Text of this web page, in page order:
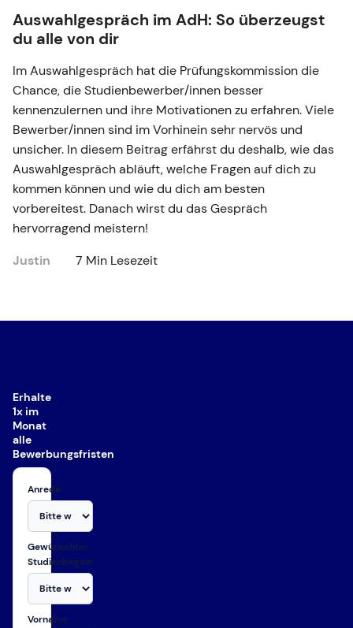
Auswahlgespräch im AdH: So überzeugst
du alle von dir
Im Auswahlgespräch hat die Prüfungskommission die
Chance, die Studienbewerber/innen besser
kennenzulernen und ihre Motivationen zu erfahren. Viele
Bewerber/innen sind im Vorhinein sehr nervös und
unsicher. In diesem Beitrag erfährst du deshalb, wie das
Auswahlgespräch abläuft, welche Fragen auf dich zu
kommen können und wie du dich am besten
vorbereitest. Danach wirst du das Gespräch
hervorragend meistern!
Justin
7 Min Lesezeit
Erhalte
1x im
Monat
alle
Bewerbungsfristen
Anrede
Gewünschter
Studienbeginn
Vorname